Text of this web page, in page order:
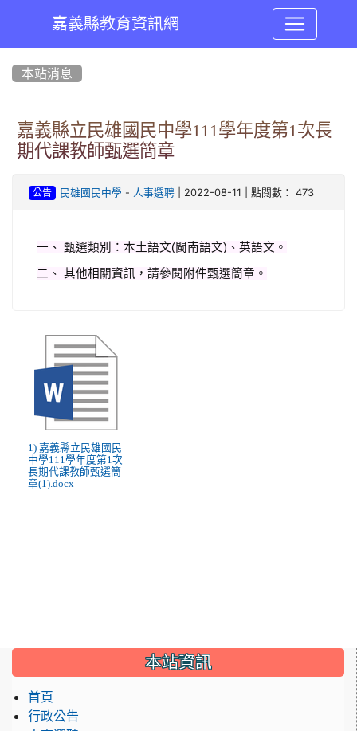
嘉義縣教育資訊網
本站消息
嘉義縣立民雄國民中學111學年度第1次長
期代課教師甄選簡章
公告 民雄國民中學- 人事選聘| 2022-08-11 | 點閱數： 473
一、 甄選類別：本土語文(閩南語文)、英語文。
二、 其他相關資訊，請參閱附件甄選簡章。
1) 嘉義縣立民雄國民
中學111學年度第1次
長期代課教師甄選簡
章(1).docx
::: 本站資訊
首頁
行政公告